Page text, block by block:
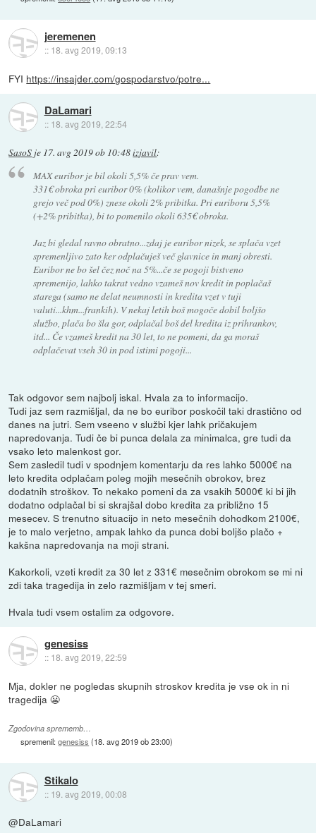
jeremenen
:: 18. avg 2019, 09:13
FYI https://insajder.com/gospodarstvo/potre...
DaLamari
:: 18. avg 2019, 22:54
SasoS je 17. avg 2019 ob 10:48izjavil:
MAX euribor je bil okoli 5,5% če prav vem.
331€ obroka pri euribor 0% (kolikor vem, današnje pogodbe ne
grejo več pod 0%) znese okoli 2% pribitka. Pri euriboru 5,5%
(+2% pribitka), bi to pomenilo okoli 635€ obroka.
Jaz bi gledal ravno obratno...zdaj je euribor nizek, se splača vzet
spremenljivo zato ker odplačuješ več glavnice in manj obresti.
Euribor ne bo šel čez noč na 5%...če se pogoji bistveno
spremenijo, lahko takrat vedno vzameš nov kredit in poplačaš
starega (samo ne delat neumnosti in kredita vzet v tuji
valuti...khm...frankih). V nekaj letih boš mogoče dobil boljšo
službo, plača bo šla gor, odplačal boš del kredita iz prihrankov,
itd... Če vzameš kredit na 30 let, to ne pomeni, da ga moraš
odplačevat vseh 30 in pod istimi pogoji...
Tak odgovor sem najbolj iskal. Hvala za to informacijo.
Tudi jaz sem razmišljal, da ne bo euribor poskočil taki drastično od
danes na jutri. Sem vseeno v službi kjer lahk pričakujem
napredovanja. Tudi če bi punca delala za minimalca, gre tudi da
vsako leto malenkost gor.
Sem zasledil tudi v spodnjem komentarju da res lahko 5000€ na
leto kredita odplačam poleg mojih mesečnih obrokov, brez
dodatnih stroškov. To nekako pomeni da za vsakih 5000€ ki bi jih
dodatno odplačal bi si skrajšal dobo kredita za približno 15
mesecev. S trenutno situacijo in neto mesečnih dohodkom 2100€,
je to malo verjetno, ampak lahko da punca dobi boljšo plačo +
kakšna napredovanja na moji strani.
Kakorkoli, vzeti kredit za 30 let z 331€ mesečnim obrokom se mi ni
zdi taka tragedija in zelo razmišljam v tej smeri.
Hvala tudi vsem ostalim za odgovore.
genesiss
:: 18. avg 2019, 22:59
Mja, dokler ne pogledas skupnih stroskov kredita je vse ok in ni
tragedija 😬
Zgodovina sprememb…
spremenil:genesiss (18. avg 2019 ob 23:00)
Stikalo
:: 19. avg 2019, 00:08
@DaLamari